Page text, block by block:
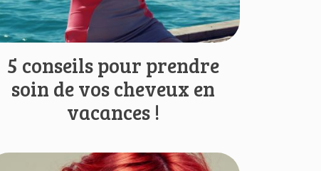
5 conseils pour prendre
soin de vos cheveux en
vacances !